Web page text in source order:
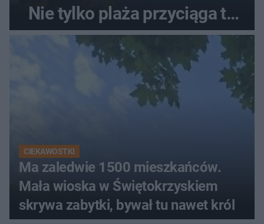
Nie tylko plaża przyciąga tu
ludzi
CIEKAWOSTKI
Ma zaledwie 1500 mieszkańców.
Mała wioska w Świętokrzyskiem
skrywa zabytki, bywał tu nawet król